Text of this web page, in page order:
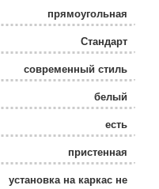
прямоугольная
Стандарт
современный стиль
белый
есть
пристенная
установка на каркас не